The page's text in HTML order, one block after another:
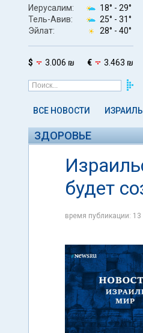
Иерусалим: 18° - 29°
Тель-Авив:
25° - 31°
Эйлат:
28° - 40°
$ 3.006 ₪ € 3.463 ₪
ВСЕ НОВОСТИ ИЗРАИЛЬ
ЗДОРОВЬЕ
будет
время публикации: